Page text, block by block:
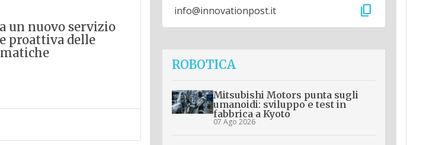
un nuovo servizio
proattiva delle
info@innovationpost.it content_copy
ROBOTICA
Mitsubishi Motors punta sugli
umanoidi: sviluppo e test in
fabbrica a Kyoto
07 Ago 2026